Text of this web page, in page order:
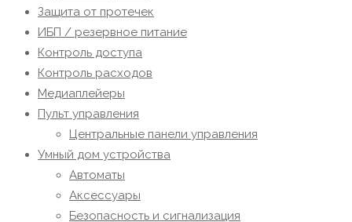
Защита от протечек
ИБП / резервное питание
Контроль доступа
Контроль расходов
Медиаплейеры
Пульт управления
Центральные панели управления
Умный дом устройства
Автоматы
Аксессуары
Безопасность и сигнализация